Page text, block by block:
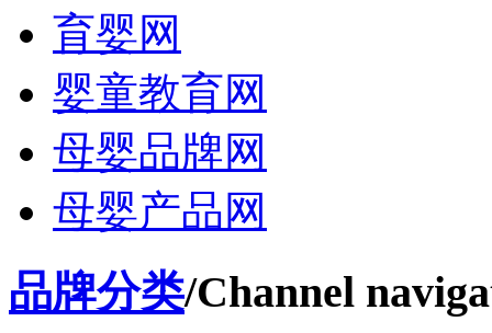
育婴网
婴童教育网
母婴品牌网
母婴产品网
品牌分类/Channel